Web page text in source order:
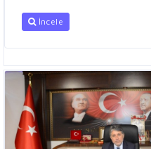
İncele